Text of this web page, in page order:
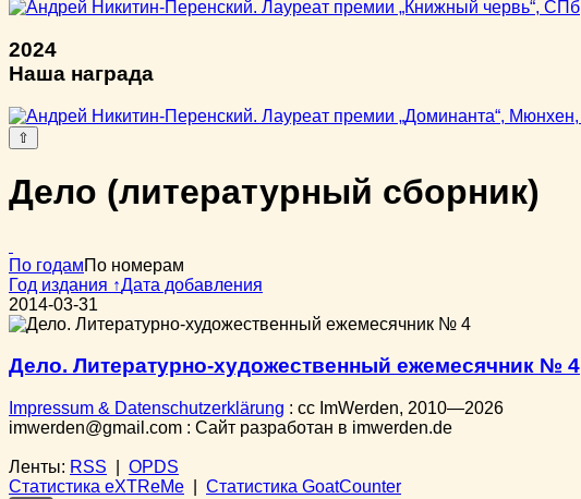
2024
Наша награда
⇧
Дело (литературный сборник)
По годамПо номерам
Год издания ↑Дата добавления
2014-03-31
Дело. Литературно-художественный ежемесячник № 4
Impressum & Datenschutzerklärung : cc ImWerden, 2010—2026
imwerden@gmail.com : Сайт разработан в imwerden.de
Ленты: RSS
OPDS
Статистика eXTReMe
Статистика GoatCounter